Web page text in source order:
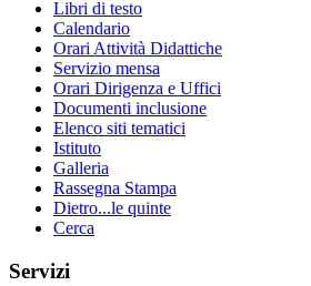
Libri di testo
Calendario
Orari Attività Didattiche
Servizio mensa
Orari Dirigenza e Uffici
Documenti inclusione
Elenco siti tematici
Istituto
Galleria
Rassegna Stampa
Dietro...le quinte
Cerca
Servizi